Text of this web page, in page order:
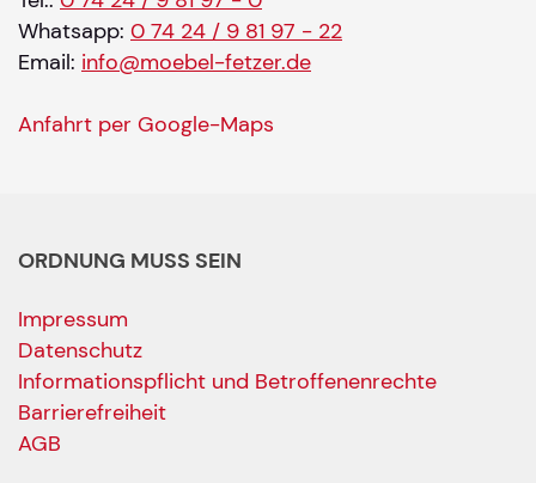
Whatsapp: 0 74 24 / 9 81 97 - 22
Email: info@moebel-fetzer.de
Anfahrt per Google-Maps
ORDNUNG MUSS SEIN
Impressum
Datenschutz
Informationspflicht und Betroffenenrechte
Barrierefreiheit
AGB